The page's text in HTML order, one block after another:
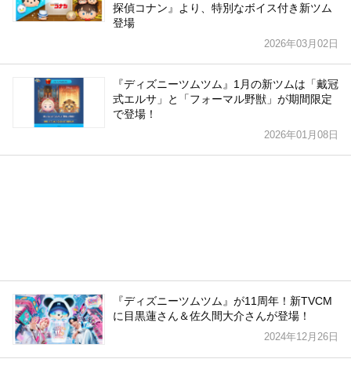
探偵コナン』より、特別なボイス付き新ツム
登場
2026年03月02日
『ディズニーツムツム』1月の新ツムは「戴冠
式エルサ」と「フォーマル野獣」が期間限定
で登場！
2026年01月08日
『ディズニーツムツム』が11周年！新TVCM
に目黒蓮さん＆佐久間大介さんが登場！
2024年12月26日